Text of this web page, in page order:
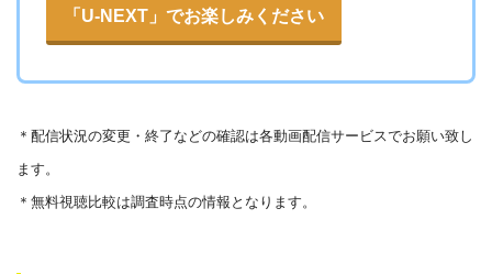
▶︎Openload(アクセスブロック中）
また、著作権については、保護の・違反に対しての厳罰化の
照）
「U-NEXT」でお楽しみください
＊ 配信状況の変更・終了などの確認は各動画配信サービスでお願い致し
ます。
＊無料視聴比較は調査時点の情報となります。